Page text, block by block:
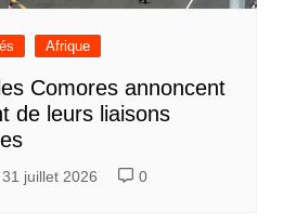
Afrique
Comores annoncent
de leurs liaisons
31 juillet 2026 0